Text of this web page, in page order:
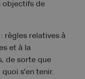
objectifs de
: règles relatives à
et à la
de sorte que
s'en tenir.